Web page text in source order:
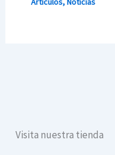
Visita nuestra tienda